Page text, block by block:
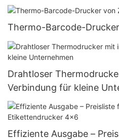
Thermo-Barcode-
Drahtloser
Verbindung für kleine
Effiziente Ausgabe –